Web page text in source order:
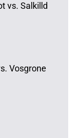
vs. Salkilld
Vosgrone